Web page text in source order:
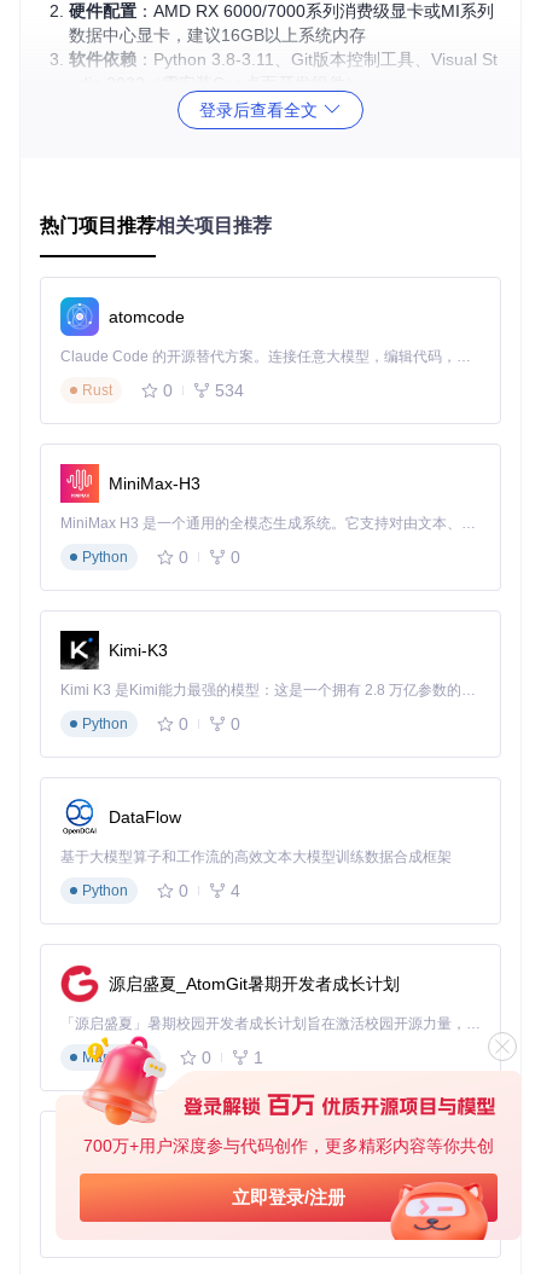
700万+用户深度参与代码创作，更多精彩内容等你共创
立即登录/注册
硬件配置 ：AMD RX 6000/7000系列消费级显卡或MI系列
数据中心显卡，建议16GB以上系统内存
软件依赖 ：Python 3.8-3.11、Git版本控制工具、Visual St
显卡与ROCm版本匹配策略
持，6.1版本实现优化支持
RX 7900 XTX
支持
MI250/MI300系列
300需6.0以上版本
数据中心级显卡通常无需额外配置
ROCm软件栈架构图展示了从底层运行时到顶层AI框架的完整
技术体系，包括编译器、库、工具和框架等关键组件
环境构建：从源码到运行的实施路径
首先需要获取ROCm项目源码并处理版本依赖：
git clone
cd
此步骤的核心作用是通过编译脚本自动处理ROCm各组件间的
版本依赖关系，生成适合当前环境的安装清单，避免手动配置
可能导致的版本冲突。
2. 系统环境变量配置
# 设置ROCm主路径
setx ROCM_PATH "C:\Program Files\AMD\ROCm"
# 将ROCm二进制文件和库路径添加到系统PATH
setx PATH "%PATH%;%ROCM_PATH%\bin;%ROCM_PATH%\lib"
对于消费级显卡，还需要添加架构覆盖环境变量：
# 针对RX 7000系列设置架构版本
setx HSA_OVERRIDE_GFX_VERSION "11.0.0"
登录后查看全文
热门项目推荐相关项目推荐
atomcode
Claude Code 的开源替代方案。连接任意大模型，编辑代码，运行命令，自动验证 — 全自动执行。用 Rust 构建，极致性能。 ｜ An open-source alternative to Claude Code. Connect any LLM, edit code, run commands, and verify changes — autonomously. Built in Rust for speed. Get Started
Rust
0 534
MiniMax-H3
MiniMax H3 是一个通用的全模态生成系统。它支持对由文本、图像、视频和音频组成的多模态上下文进行统一理解，并能生成分辨率高达 2K、时长可达 15 秒的带原生立体声音频的视频。得益于面向任务泛化的系统设计，H3 在预训练阶段就已具备广泛的多模态上下文理解与生成能力，能够出色地执行复杂的多模态指令。
Python
0 0
Kimi-K3
Kimi K3 是Kimi能力最强的模型：这是一个拥有 2.8 万亿参数的混合专家（MoE）模型，具备原生视觉理解能力，并支持 100 万 token 的上下文窗口。
Python
0 0
DataFlow
基于大模型算子和工作流的高效文本大模型训练数据合成框架
Python
0 4
源启盛夏_AtomGit暑期开发者成长计划
「源启盛夏」暑期校园开发者成长计划旨在激活校园开源力量，通过积分激励、认证扶持、资源倾斜等形式，引导高校组织和开发者完成「入驻 — 建项目 — 做贡献 — 获认证 — 得资源」的完整闭环。无论你是想带领社团入驻平台的组织者，还是希望用代码贡献证明自己的开发者，都能在这里找到属于你的成长路径。
Markdown
0 1
py-xiaozhi
基于Python的Xiaozhi AI，适用于想要完整Xiaozhi体验而无需拥有专用硬件的用户。
Python
0 1